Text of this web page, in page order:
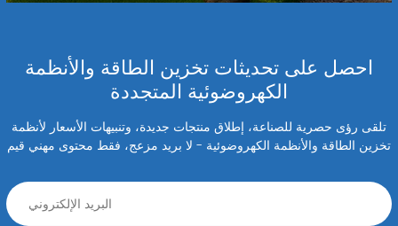
احصل على تحديثات تخزين الطاقة والأنظمة
الكهروضوئية المتجددة
تلقى رؤى حصرية للصناعة، إطلاق منتجات جديدة، وتنبيهات الأسعار لأنظمة
تخزين الطاقة والأنظمة الكهروضوئية - لا بريد مزعج، فقط محتوى مهني قيم